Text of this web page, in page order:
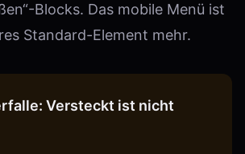
Blocks. Das mobile Menü ist
Standard-Element mehr.
Versteckt ist nicht